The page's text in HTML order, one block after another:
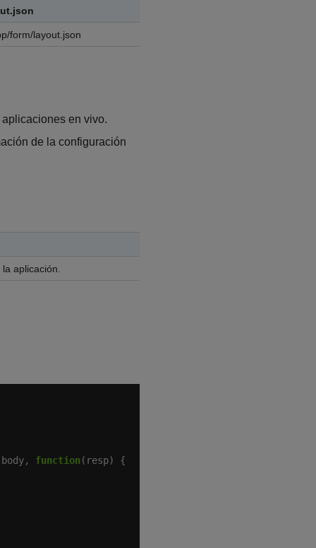
form/layout.json
en vivo.
de la configuración
aplicación.
function